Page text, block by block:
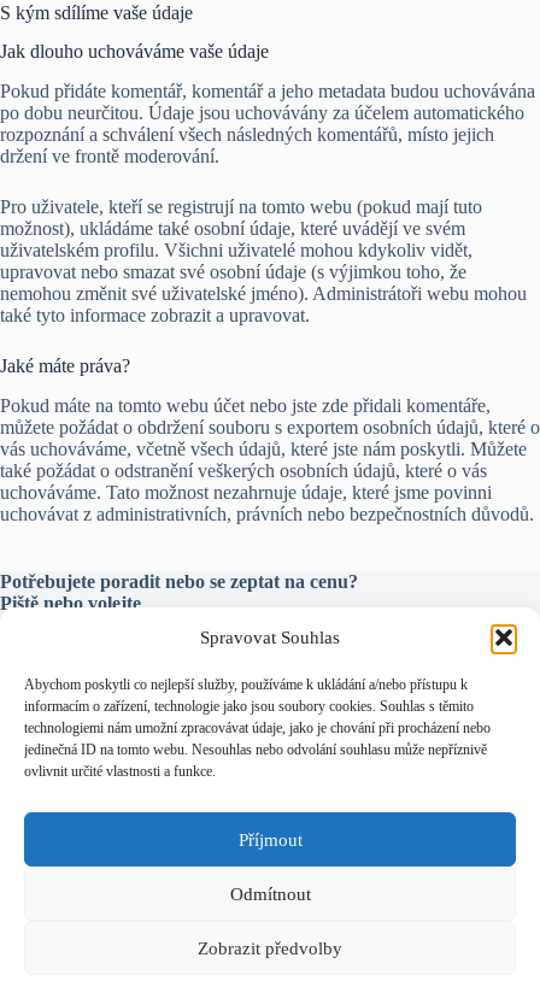
Spravovat Souhlas
Abychom poskytli co nejlepší služby, používáme k ukládání a/nebo přístupu k
informacím o zařízení, technologie jako jsou soubory cookies. Souhlas s těmito
technologiemi nám umožní zpracovávat údaje, jako je chování při procházení nebo
jedinečná ID na tomto webu. Nesouhlas nebo odvolání souhlasu může nepříznivě
ovlivnit určité vlastnosti a funkce.
Příjmout
Odmítnout
Zobrazit předvolby
S kým sdílíme vaše údaje
Jak dlouho uchováváme vaše údaje
Pokud přidáte komentář, komentář a jeho metadata budou uchovávána
po dobu neurčitou. Údaje jsou uchovávány za účelem automatického
rozpoznání a schválení všech následných komentářů, místo jejich
držení ve frontě moderování.
Pro uživatele, kteří se registrují na tomto webu (pokud mají tuto
možnost), ukládáme také osobní údaje, které uvádějí ve svém
uživatelském profilu. Všichni uživatelé mohou kdykoliv vidět,
upravovat nebo smazat své osobní údaje (s výjimkou toho, že
nemohou změnit své uživatelské jméno). Administrátoři webu mohou
také tyto informace zobrazit a upravovat.
Jaké máte práva?
Pokud máte na tomto webu účet nebo jste zde přidali komentáře,
můžete požádat o obdržení souboru s exportem osobních údajů, které o
vás uchováváme, včetně všech údajů, které jste nám poskytli. Můžete
také požádat o odstranění veškerých osobních údajů, které o vás
uchováváme. Tato možnost nezahrnuje údaje, které jsme povinni
uchovávat z administrativních, právních nebo bezpečnostních důvodů.
Potřebujete poradit nebo se zeptat na cenu?
Piště nebo volejte
+420 721 727 533
Zásady ochrany osobních údajů
INŽENÝRSKÉ A TELEKOMUNIKAČNÍ SÍTĚ